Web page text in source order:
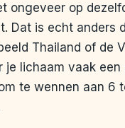
ongeveer op
Dat is echt anders
Thailand of de
je lichaam vaak een
te wennen aan 6